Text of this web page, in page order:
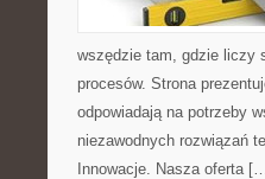
wszędzie tam, gdzie liczy
procesów. Strona
odpowiadają na potrzeby
niezawodnych rozwiązań
Innowacje. Nasza oferta